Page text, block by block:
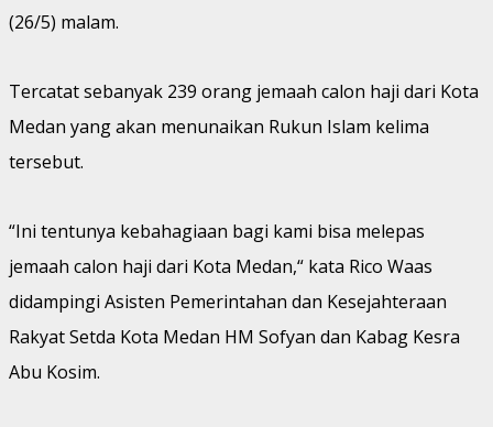
(26/5) malam.
Tercatat sebanyak 239 orang jemaah calon haji dari Kota
Medan yang akan menunaikan Rukun Islam kelima
tersebut.
“Ini tentunya kebahagiaan bagi kami bisa melepas
jemaah calon haji dari Kota Medan,“ kata Rico Waas
didampingi Asisten Pemerintahan dan Kesejahteraan
Rakyat Setda Kota Medan HM Sofyan dan Kabag Kesra
Abu Kosim.